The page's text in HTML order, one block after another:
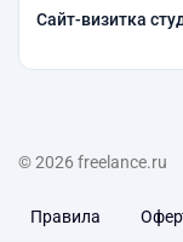
Сайт-визитка
© 2026 freelance.ru
Правила